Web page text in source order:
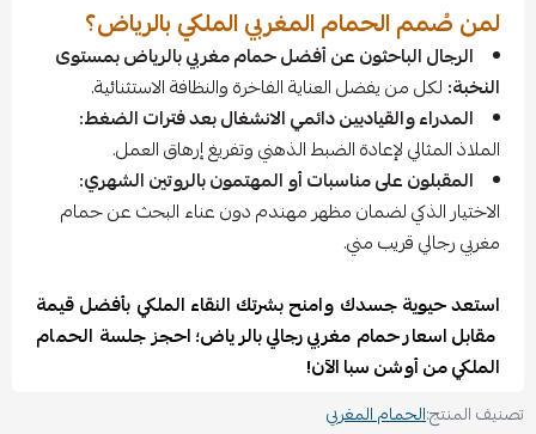
لمن صُمم الحمام المغربي الملكي بالرياض؟
الرجال الباحثون عن أفضل حمام مغربي بالرياض بمستوى
النخبة: لكل من يفضل العناية الفاخرة والنظافة الاستثنائية.
المدراء والقياديين دائمي الانشغال بعد فترات الضغط:
الملاذ المثالي لإعادة الضبط الذهني وتفريغ إرهاق العمل.
المقبلون على مناسبات أو المهتمون بالروتين الشهري:
الاختيار الذكي لضمان مظهر مهندم دون عناء البحث عن حمام
مغربي رجالي قريب مني.
استعد حيوية جسدك وامنح بشرتك النقاء الملكي بأفضل قيمة
مقابل اسعار حمام مغربي رجالي بالرياض؛ احجز جلسة الحمام
الملكي من أوشن سبا الآن!
تصنيف المنتج:الحمام المغربي